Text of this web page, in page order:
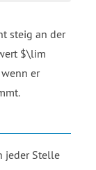
steig an der
$\lim
er
jeder Stelle